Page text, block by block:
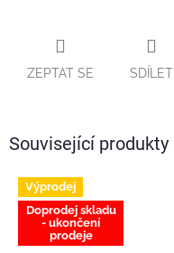
ZEPTAT SE SDÍLET
Související produkty
Výprodej
Doprodej skladu
- ukončení
prodeje